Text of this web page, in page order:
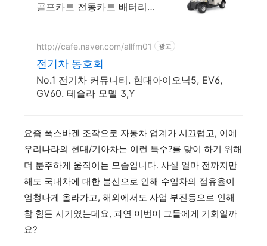
골프카트 전동카트 배터리카
http://cafe.naver.com/allfm01 광고
전기차 동호회
No.1 전기차 커뮤니티. 현대아이오닉5, EV6,
GV60. 테슬라 모델 3,Y
요즘 폭스바겐 조작으로 자동차 업계가 시끄럽고, 이에
우리나라의 현대/기아차는 이런 특수?를 맞이 하기 위해
더 분주하게 움직이는 모습입니다. 사실 얼마 전까지만
해도 국내차에 대한 불신으로 인해 수입차의 점유율이
엄청나게 올라가고, 해외에서도 사업 부진등으로 인해
참 힘든 시기였는데요, 과연 이번이 그들에게 기회일까
요?